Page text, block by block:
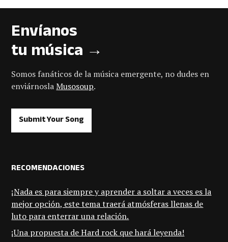
Envíanos
tu música →
Somos fanáticos de la música emergente, no dudes en
enviárnoslaMusosoup.
Submit Your Song
RECOMENDACIONES
¡Nada es para siempre y aprender a soltar a veces es la
mejor opción, este tema traerá atmósferas llenas de
luto para enterrar una relación.
¡Una propuesta de Hard rock que hará leyenda!